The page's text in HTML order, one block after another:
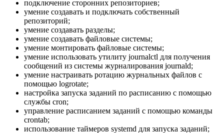
подключение сторонних репозиториев;
умение создавать и подключать собственный
репозиторий;
умение создавать разделы;
умение создавать файловые системы;
умение монтировать файловые системы;
умение использовать утилиту journalctl для получения
сообщений из системы журналирования journald;
умение настраивать ротацию журнальных файлов с
помощью logrotate;
настройка запуска заданий по расписанию с помощью
службы cron;
управление расписанием заданий с помощью команды
crontab;
использование таймеров systemd для запуска заданий;